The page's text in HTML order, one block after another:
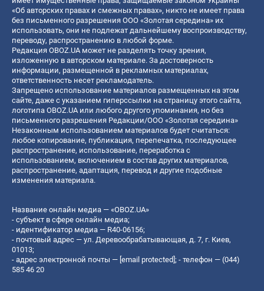
«Об авторских правах и смежных правах», никто не имеет права
без письменного разрешения ООО «Золотая середина» их
использовать, они не подлежат дальнейшему воспроизводству,
переводу, распространению в любой форме.
Редакция OBOZ.UA может не разделять точку зрения,
изложенную в авторском материале. За достоверность
информации, размещенной в рекламных материалах,
ответственность несет рекламодатель.
Запрещено использование материалов размещенных на этом
сайте, даже с указанием гиперссылки на страницу этого сайта,
логотипа OBOZ.UA или любого другого упоминания, но без
письменного разрешения Редакции/ООО «Золотая середина»
Незаконным использованием материалов будет считаться:
любое копирование, публикация, перепечатка, последующее
распространение, использование, переработка с
использованием, включением в состав других материалов,
распространение, адаптация, перевод и другие подобные
изменения материала.
Название онлайн медиа — «OBOZ.UA»
- субъект в сфере онлайн медиа;
- идентификатор медиа — R40-06156;
- почтовый адрес — ул. Деревообрабатывающая, д. 7, г. Киев,
01013;
- адрес электронной почты — [email protected]; - телефон — (044)
585 46 20